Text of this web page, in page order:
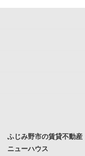
ふじみ野市の賃貸不動産
ニューハウス